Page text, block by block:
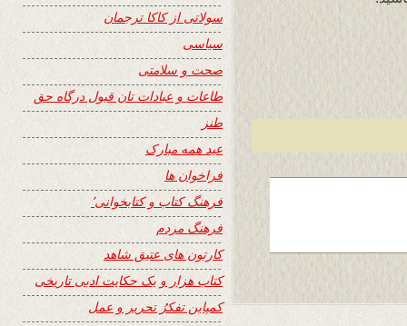
سولاتی از کاکا ترجمان
سیاسی
صحت و سلامتی
طاعات و عبادات تان قبول درگاه حق
طنز
عید همه مبارک
فراخوان ها
فرهنگ کتاب و کتابخوانی٬
فرهنگ مردم
کارتون های عتیق شاهد
کتاب هزار و یک حکایت ادبی تاریخی
کمپاین تفکرُ تحریر و عمل